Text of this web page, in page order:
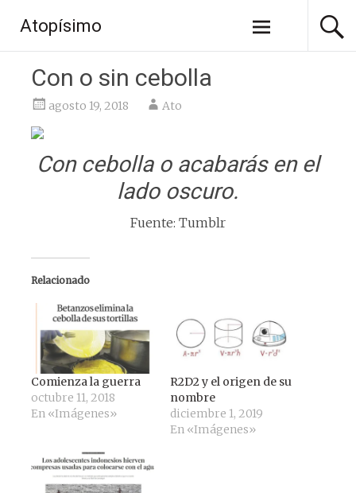
contenido
Atopísimo
Con o sin cebolla
agosto 19, 2018 Ato
Con cebolla o acabarás en el
lado oscuro.
Fuente: Tumblr
Relacionado
Comienza la guerra
octubre 11, 2018
En «Imágenes»
R2D2 y el origen de su
nombre
diciembre 1, 2019
En «Imágenes»